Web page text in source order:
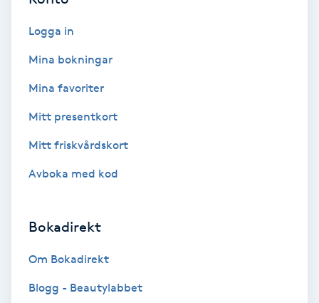
HIFU
Hot Stone Massage
Hot yoga
Hyaluronsyra
Logga in
Mina bokningar
Mina favoriter
Mitt presentkort
Mitt friskvårdskort
Avboka med kod
Bokadirekt
Om Bokadirekt
Blogg - Beautylabbet